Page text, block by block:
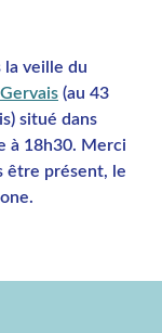
la veille du
(au 43
situé dans
à 18h30. Merci
être présent, le